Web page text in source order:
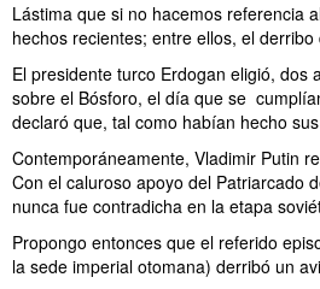
Lástima que si no hacemos referencia
hechos recientes; entre ellos, el
El presidente turco Erdogan eligió,
sobre el Bósforo, el día que se
declaró que, tal como habían hecho
Contemporáneamente, Vladimir Putin
Con el caluroso apoyo del Patriarcado
nunca fue contradicha en la etapa
Propongo entonces que el referido
la sede imperial otomana) derribó un